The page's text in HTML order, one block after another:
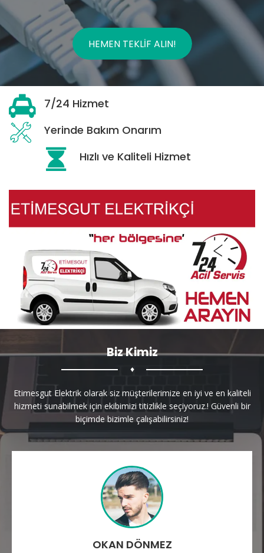
HEMEN TEKLIF ALIN!
7/24 Hizmet
Yerinde Bakım Onarım
Hızlı ve Kaliteli Hizmet
Biz Kimiz
♦
Etimesgut Elektrik olarak siz müşterilerimize en iyi ve en kaliteli
hizmeti sunabilmek için ekibimizi titizlikle seçiyoruz.! Güvenli bir
biçimde bizimle çalışabilirsiniz!
OKAN DÖNMEZ